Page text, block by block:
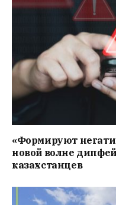
«Формируют
новой волне
казахстанцев